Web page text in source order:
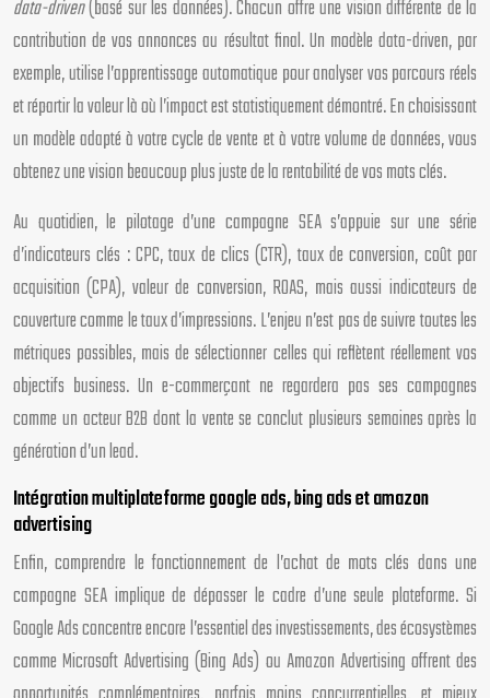
data-driven(basé sur les données). Chacun offre une vision différente de la
contribution de vos annonces au résultat final. Un modèle data-driven, par
exemple, utilise l’apprentissage automatique pour analyser vos parcours réels
et répartir la valeur là où l’impact est statistiquement démontré. En choisissant
un modèle adapté à votre cycle de vente et à votre volume de données, vous
obtenez une vision beaucoup plus juste de la rentabilité de vos mots clés.
Au quotidien, le pilotage d’une campagne SEA s’appuie sur une série
d’indicateurs clés : CPC, taux de clics (CTR), taux de conversion, coût par
acquisition (CPA), valeur de conversion, ROAS, mais aussi indicateurs de
couverture comme le taux d’impressions. L’enjeu n’est pas de suivre toutes les
métriques possibles, mais de sélectionner celles qui reflètent réellement vos
objectifs business. Un e-commerçant ne regardera pas ses campagnes
comme un acteur B2B dont la vente se conclut plusieurs semaines après la
génération d’un lead.
Intégration multiplateforme google ads, bing ads et amazon
advertising
Enfin, comprendre le fonctionnement de l’achat de mots clés dans une
campagne SEA implique de dépasser le cadre d’une seule plateforme. Si
Google Ads concentre encore l’essentiel des investissements, des écosystèmes
comme Microsoft Advertising (Bing Ads) ou Amazon Advertising offrent des